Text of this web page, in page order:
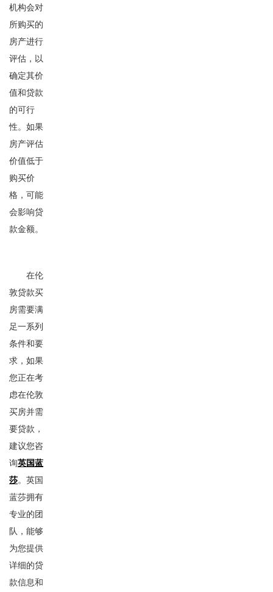
机构会对
所购买的
房产进行
评估，以
确定其价
值和贷款
的可行
性。如果
房产评估
价值低于
购买价
格，可能
会影响贷
款金额。
在伦
敦贷款买
房需要满
足一系列
条件和要
求，如果
您正在考
虑在伦敦
买房并需
要贷款，
建议您咨
询英国蓝
莎。英国
蓝莎拥有
专业的团
队，能够
为您提供
详细的贷
款信息和